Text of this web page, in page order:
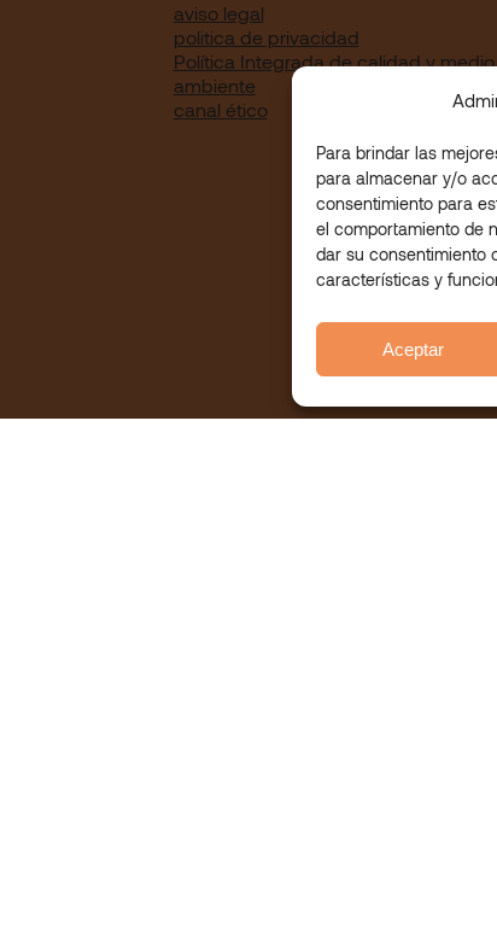
Para brindar las
para almacenar y/o
consentimiento para
el comportamiento de
dar su consentimiento
características y
Aceptar
aviso legal
politica de privacidad
Política Integrada de calidad y medio
ambiente
canal ético